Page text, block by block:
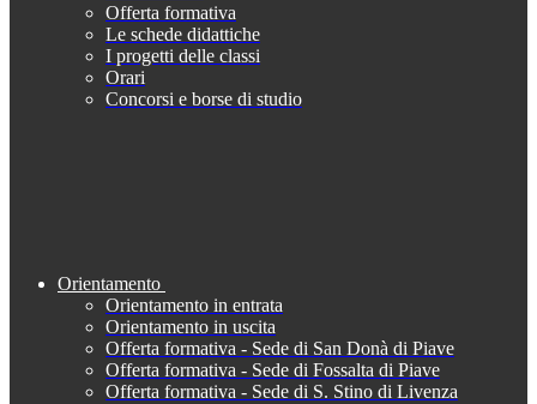
Offerta formativa
Le schede didattiche
I progetti delle classi
Orari
Concorsi e borse di studio
Orientamento
Orientamento in entrata
Orientamento in uscita
Offerta formativa - Sede di San Donà di Piave
Offerta formativa - Sede di Fossalta di Piave
Offerta formativa - Sede di S. Stino di Livenza